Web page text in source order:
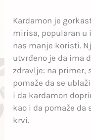
Kardamon je
mirisa, popularan u
nas manje koristi.
utvrđeno je da ima
zdravlje: na primer,
pomaže da se
i da kardamon
kao i da pomaže da
krvi.